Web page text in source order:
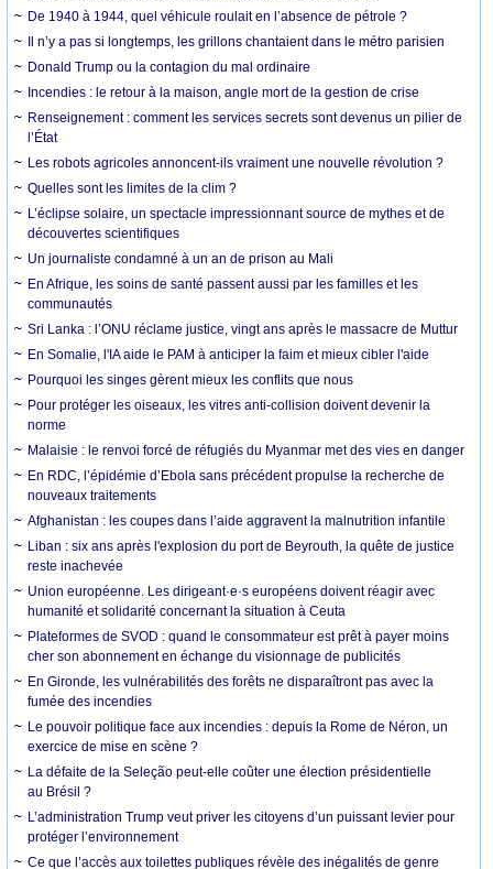
De 1940 à 1944, quel véhicule roulait en l’absence de pétrole ?
Il n’y a pas si longtemps, les grillons chantaient dans le métro parisien
Donald Trump ou la contagion du mal ordinaire
Incendies : le retour à la maison, angle mort de la gestion de crise
Renseignement : comment les services secrets sont devenus un pilier de
l’État
Les robots agricoles annoncent-ils vraiment une nouvelle révolution ?
Quelles sont les limites de la clim ?
L’éclipse solaire, un spectacle impressionnant source de mythes et de
découvertes scientifiques
Un journaliste condamné à un an de prison au Mali
En Afrique, les soins de santé passent aussi par les familles et les
communautés
Sri Lanka : l’ONU réclame justice, vingt ans après le massacre de Muttur
En Somalie, l'IA aide le PAM à anticiper la faim et mieux cibler l'aide
Pourquoi les singes gèrent mieux les conflits que nous
Pour protéger les oiseaux, les vitres anti-collision doivent devenir la
norme
Malaisie : le renvoi forcé de réfugiés du Myanmar met des vies en danger
En RDC, l’épidémie d’Ebola sans précédent propulse la recherche de
nouveaux traitements
Afghanistan : les coupes dans l’aide aggravent la malnutrition infantile
Liban : six ans après l'explosion du port de Beyrouth, la quête de justice
reste inachevée
Union européenne. Les dirigeant·e·s européens doivent réagir avec
humanité et solidarité concernant la situation à Ceuta
Plateformes de SVOD : quand le consommateur est prêt à payer moins
cher son abonnement en échange du visionnage de publicités
En Gironde, les vulnérabilités des forêts ne disparaîtront pas avec la
fumée des incendies
Le pouvoir politique face aux incendies : depuis la Rome de Néron, un
exercice de mise en scène ?
La défaite de la Seleção peut-elle coûter une élection présidentielle
au Brésil ?
L’administration Trump veut priver les citoyens d’un puissant levier pour
protéger l’environnement
Ce que l’accès aux toilettes publiques révèle des inégalités de genre